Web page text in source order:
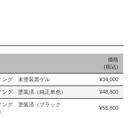
価格
(税込)
ング 未塗装黒ゲル ¥34,000
ング 塗装済（純正単色） ¥48,800
ング 塗装済（ブラック
¥55,800